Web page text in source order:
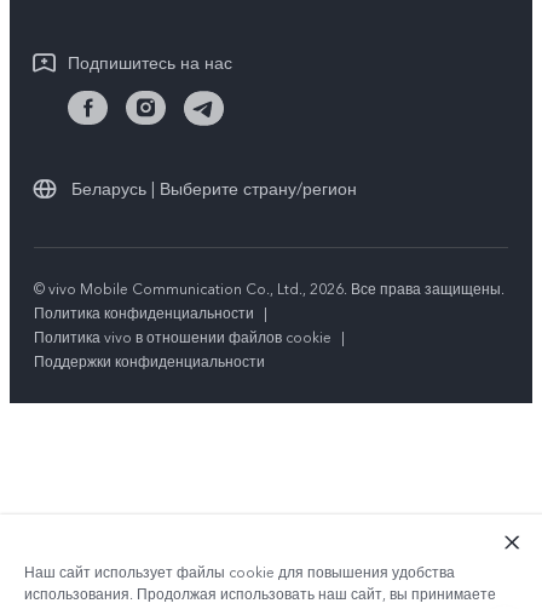
Инструкции по гарантии vivo
Центр конфиденциальности vivo
Стабильность
Подпишитесь на нас
Беларусь | Выберите страну/регион
© vivo Mobile Communication Co., Ltd., 2026. Все права защищены.
Политика конфиденциальности
|
Политика vivo в отношении файлов cookie
|
Поддержки конфиденциальности
Наш сайт использует файлы cookie для повышения удобства
использования. Продолжая использовать наш сайт, вы принимаете